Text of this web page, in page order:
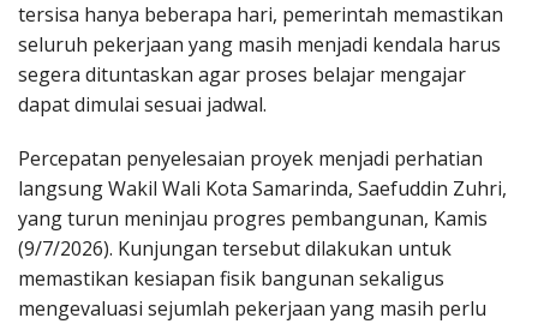
tersisa hanya beberapa hari, pemerintah memastikan
seluruh pekerjaan yang masih menjadi kendala harus
segera dituntaskan agar proses belajar mengajar
dapat dimulai sesuai jadwal.
Percepatan penyelesaian proyek menjadi perhatian
langsung Wakil Wali Kota Samarinda, Saefuddin Zuhri,
yang turun meninjau progres pembangunan, Kamis
(9/7/2026). Kunjungan tersebut dilakukan untuk
memastikan kesiapan fisik bangunan sekaligus
mengevaluasi sejumlah pekerjaan yang masih perlu